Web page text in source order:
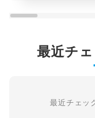
最近チ
最近チェッ